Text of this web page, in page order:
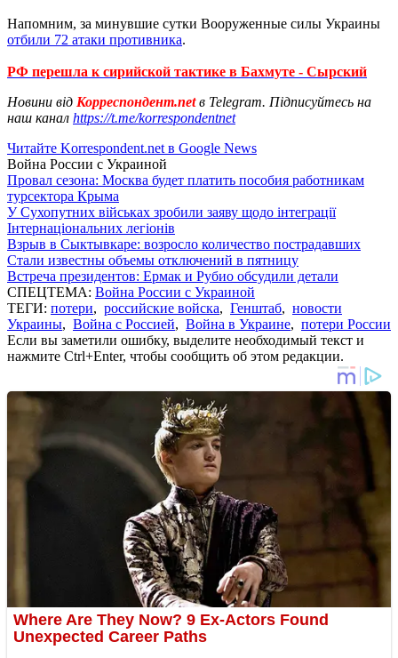
Напомним, за минувшие сутки Вооруженные силы Украины
отбили 72 атаки противника.
РФ перешла к сирийской тактике в Бахмуте - Сырский
Новини від Корреспондент.netв Telegram. Підписуйтесь на
наш канал https://t.me/korrespondentnet
Читайте Korrespondent.net в Google News
Война России с Украиной
Провал сезона: Москва будет платить пособия работникам
турсектора Крыма
У Сухопутних військах зробили заяву щодо інтеграції
Інтернаціональних легіонів
Взрыв в Сыктывкаре: возросло количество пострадавших
Стали известны объемы отключений в пятницу
Встреча президентов: Ермак и Рубио обсудили детали
СПЕЦТЕМА: Война России с Украиной
ТЕГИ: потери, российские войска, Генштаб, новости
Украины, Война с Россией, Война в Украине, потери России
Если вы заметили ошибку, выделите необходимый текст и
нажмите Ctrl+Enter, чтобы сообщить об этом редакции.